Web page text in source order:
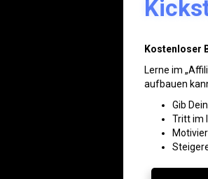
Kostenloser
Lerne im
aufbauen
Gib
Tritt im